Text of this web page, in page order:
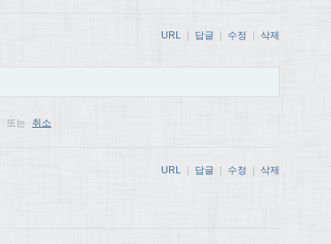
또는 취소
URL 답글 수정 삭제
URL | 답글 | 수정 | 삭제